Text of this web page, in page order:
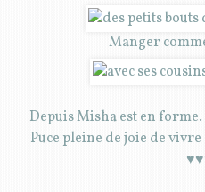
Manger
Depuis Misha est en
Puce pleine de joie de